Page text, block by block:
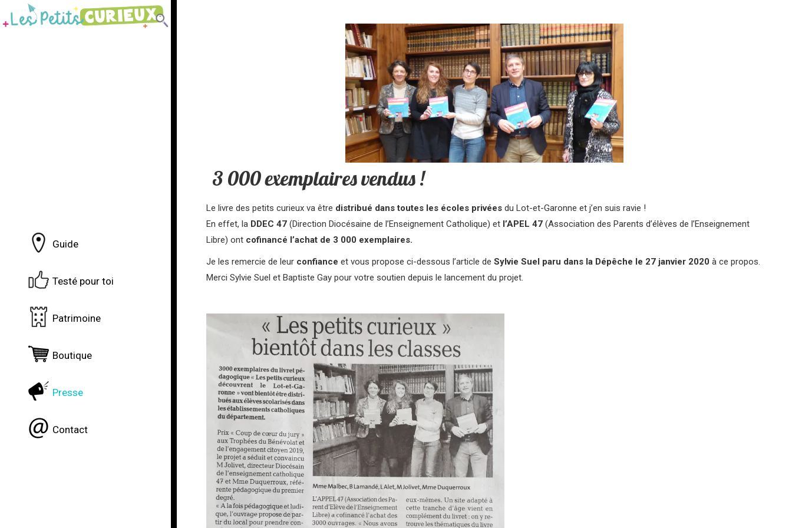
Guide
Testé pour toi
Patrimoine
Boutique
Presse
Contact
3 000 exemplaires vendus !
Le livre des petits curieux va être distribué dans toutes les écoles privées du Lot-et-Garonne et j’en suis ravie !
En effet, la DDEC 47 (Direction Diocésaine de l’Enseignement Catholique) et l’APEL 47 (Association des Parents d’élèves de l’Enseignement
Libre) ont cofinancé l’achat de 3 000 exemplaires.
Je les remercie de leur confiance et vous propose ci-dessous l’article de Sylvie Suel paru dans la Dépêche le 27 janvier 2020 à ce propos.
Merci Sylvie Suel et Baptiste Gay pour votre soutien depuis le lancement du projet.